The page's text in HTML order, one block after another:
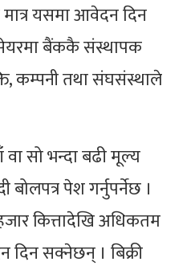
यसमा आवेदन दिन
बैंककै संस्थापक
कम्पनी तथा संघसंस्थाले
सो भन्दा बढी मूल्य
पेश गर्नुपर्नेछ ।
कित्तादेखि अधिकतम
दिन सक्नेछन् । बिक्री